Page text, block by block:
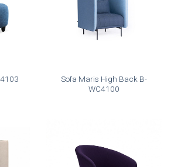
Sofa Maris High Back B-
WC4100